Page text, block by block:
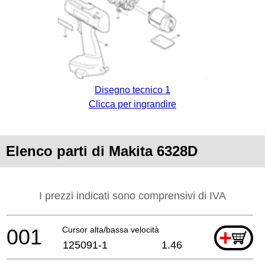
Disegno tecnico 1
Clicca per ingrandire
Elenco parti di Makita 6328D
I prezzi indicati sono comprensivi di IVA
Cursor alta/bassa velocità +
001 125091-1 1.46